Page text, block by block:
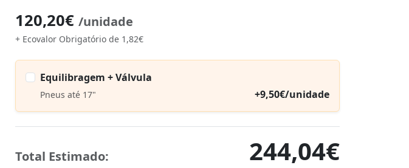
120,20€ /unidade
+ Ecovalor Obrigatório de 1,82€
Equilibragem + Válvula
Pneus até 17" +9,50€/unidade
Total Estimado: 244,04€